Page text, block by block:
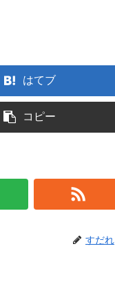
はてブ
コピー
すだれ